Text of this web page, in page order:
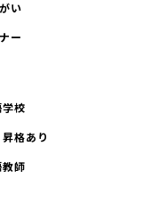
い
ー
学校
格あり
教師